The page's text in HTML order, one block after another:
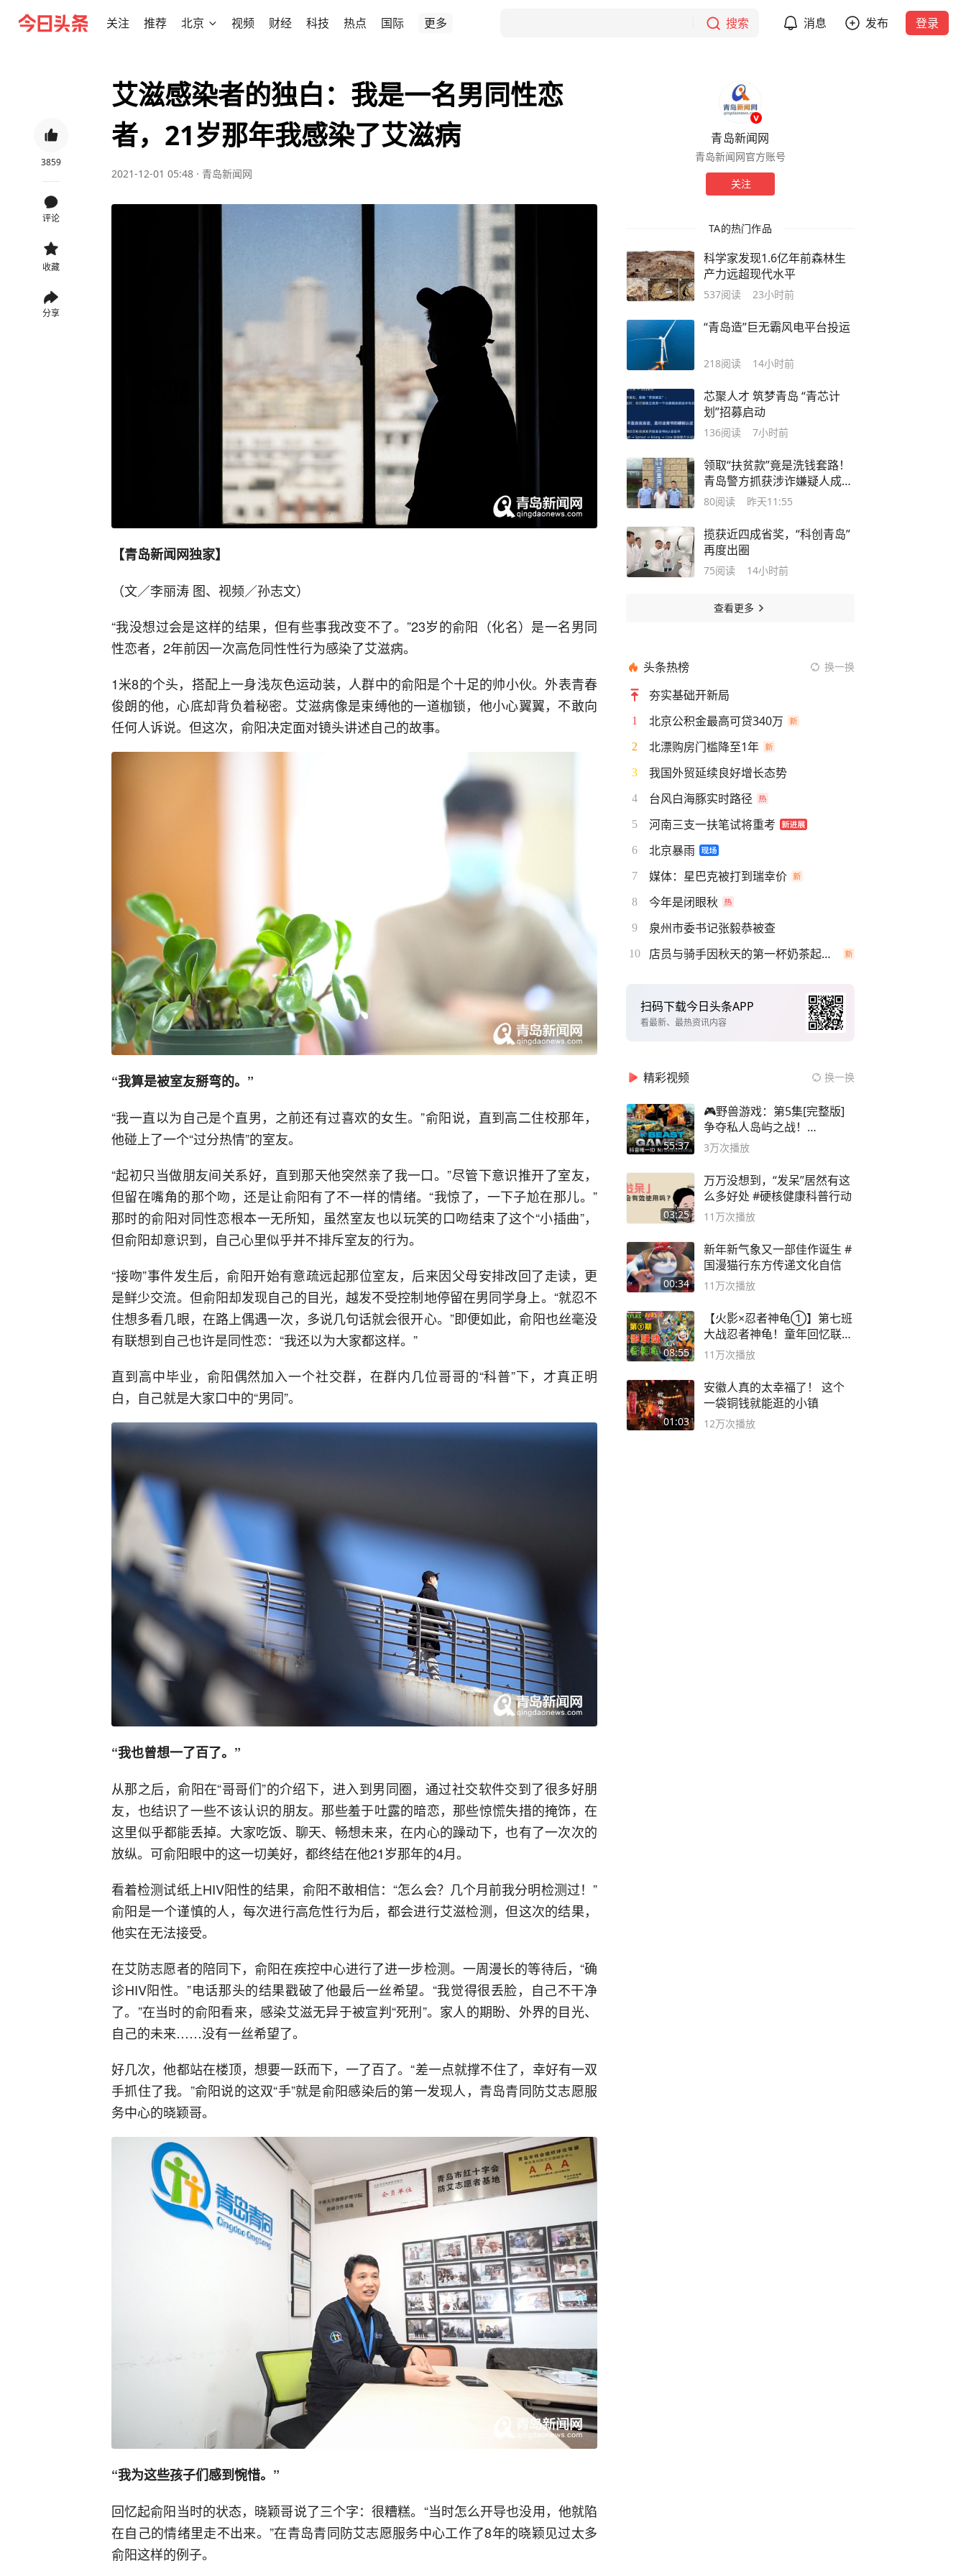
关注 推荐 北京 视频 财经 科技 热点 国际 更多 搜索 消息 发布 登录
3859
评论
收藏
分享
艾滋感染者的独白：我是一名男同性恋
者，21岁那年我感染了艾滋病
2021-12-01 05:48 · 青岛新闻网
【青岛新闻网独家】
（文／李丽涛 图、视频／孙志文）
“我没想过会是这样的结果，但有些事我改变不了。”23岁的俞阳（化名）是一名男同
性恋者，2年前因一次高危同性性行为感染了艾滋病。
1米8的个头，搭配上一身浅灰色运动装，人群中的俞阳是个十足的帅小伙。外表青春
俊朗的他，心底却背负着秘密。艾滋病像是束缚他的一道枷锁，他小心翼翼，不敢向
任何人诉说。但这次，俞阳决定面对镜头讲述自己的故事。
“我算是被室友掰弯的。”
“我一直以为自己是个直男，之前还有过喜欢的女生。”俞阳说，直到高二住校那年，
他碰上了一个“过分热情”的室友。
“起初只当做朋友间关系好，直到那天他突然亲了我一口。”尽管下意识推开了室友，
但留在嘴角的那个吻，还是让俞阳有了不一样的情绪。“我惊了，一下子尬在那儿。”
那时的俞阳对同性恋根本一无所知，虽然室友也以玩笑的口吻结束了这个“小插曲”，
但俞阳却意识到，自己心里似乎并不排斥室友的行为。
“接吻”事件发生后，俞阳开始有意疏远起那位室友，后来因父母安排改回了走读，更
是鲜少交流。但俞阳却发现自己的目光，越发不受控制地停留在男同学身上。“就忍不
住想多看几眼，在路上偶遇一次，多说几句话就会很开心。”即便如此，俞阳也丝毫没
有联想到自己也许是同性恋：“我还以为大家都这样。”
直到高中毕业，俞阳偶然加入一个社交群，在群内几位哥哥的“科普”下，才真正明
白，自己就是大家口中的“男同”。
“我也曾想一了百了。”
从那之后，俞阳在“哥哥们”的介绍下，进入到男同圈，通过社交软件交到了很多好朋
友，也结识了一些不该认识的朋友。那些羞于吐露的暗恋，那些惊慌失措的掩饰，在
这里似乎都能丢掉。大家吃饭、聊天、畅想未来，在内心的躁动下，也有了一次次的
放纵。可俞阳眼中的这一切美好，都终结在他21岁那年的4月。
看着检测试纸上HIV阳性的结果，俞阳不敢相信：“怎么会？几个月前我分明检测过！”
俞阳是一个谨慎的人，每次进行高危性行为后，都会进行艾滋检测，但这次的结果，
他实在无法接受。
在艾防志愿者的陪同下，俞阳在疾控中心进行了进一步检测。一周漫长的等待后，“确
诊HIV阳性。”电话那头的结果戳破了他最后一丝希望。“我觉得很丢脸，自己不干净
了。”在当时的俞阳看来，感染艾滋无异于被宣判“死刑”。家人的期盼、外界的目光、
自己的未来……没有一丝希望了。
好几次，他都站在楼顶，想要一跃而下，一了百了。“差一点就撑不住了，幸好有一双
手抓住了我。”俞阳说的这双“手”就是俞阳感染后的第一发现人，青岛青同防艾志愿服
务中心的晓颖哥。
“我为这些孩子们感到惋惜。”
回忆起俞阳当时的状态，晓颖哥说了三个字：很糟糕。“当时怎么开导也没用，他就陷
在自己的情绪里走不出来。”在青岛青同防艾志愿服务中心工作了8年的晓颖见过太多
俞阳这样的例子。
青岛新闻网
青岛新闻网官方账号
关注
TA的热门作品
科学家发现1.6亿年前森林生
产力远超现代水平
537阅读 23小时前
“青岛造”巨无霸风电平台投运
218阅读 14小时前
芯聚人才 筑梦青岛 “青芯计
划”招募启动
136阅读 7小时前
领取“扶贫款”竟是洗钱套路！
青岛警方抓获涉诈嫌疑人成功
追回百万资金
80阅读 昨天11:55
揽获近四成省奖，“科创青岛”
再度出圈
75阅读 14小时前
查看更多
头条热榜 换一换
夯实基础开新局
1 北京公积金最高可贷340万
2 北漂购房门槛降至1年
3 我国外贸延续良好增长态势
4 台风白海豚实时路径
5 河南三支一扶笔试将重考
6 北京暴雨
7 媒体：星巴克被打到瑞幸价
8 今年是闭眼秋
9 泉州市委书记张毅恭被查
10 店员与骑手因秋天的第一杯奶茶起冲突
扫码下载今日头条APP
看最新、最热资讯内容
精彩视频 换一换
55:37
🎮野兽游戏：第5集[完整版]
争夺私人岛屿之战！
#MrBeastChina
3万次播放
03:25
万万没想到，“发呆”居然有这
么多好处 #硬核健康科普行动
11万次播放
00:34
新年新气象又一部佳作诞生 #
国漫猫行东方传递文化自信
11万次播放
08:55
【火影×忍者神龟①】第七班
大战忍者神龟！童年回忆联动
论武？
11万次播放
01:03
安徽人真的太幸福了！ 这个
一袋铜钱就能逛的小镇
12万次播放